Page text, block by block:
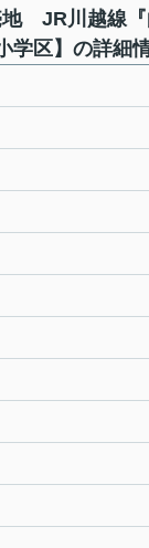
JR川越線
学区】の詳細